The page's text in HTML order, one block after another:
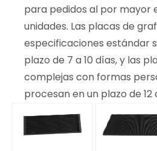
para pedidos al por mayor
unidades. Las placas de
especificaciones estándar
plazo de 7 a 10 días, y las
complejas con formas
procesan en un plazo de 12